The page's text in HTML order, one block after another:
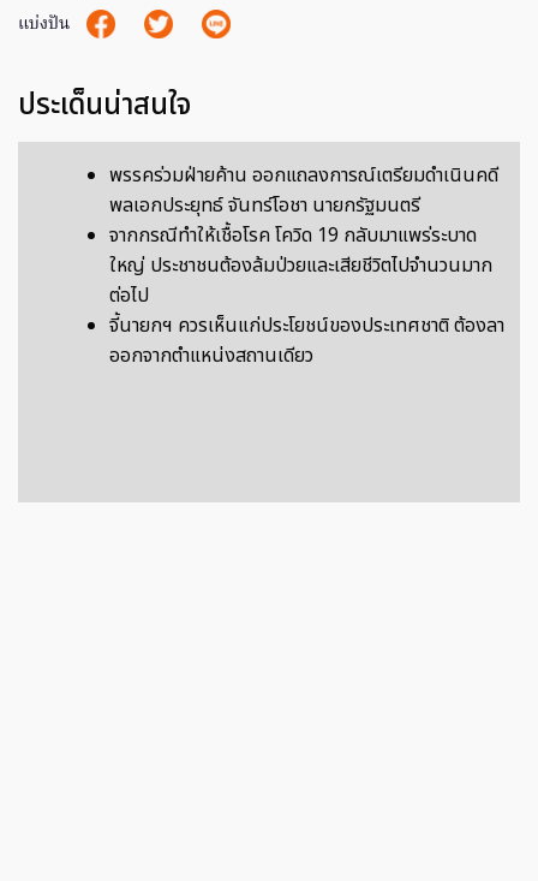
แบ่งปัน
ประเด็นน่าสนใจ
พรรคร่วมฝ่ายค้าน ออกแถลงการณ์เตรียมดำเนินคดี
พลเอกประยุทธ์ จันทร์โอชา นายกรัฐมนตรี
จากกรณีทำให้เชื้อโรค โควิด 19 กลับมาแพร่ระบาด
ใหญ่ ประชาชนต้องล้มป่วยและเสียชีวิตไปจำนวนมาก
ต่อไป
จี้นายกฯ ควรเห็นแก่ประโยชน์ของประเทศชาติ ต้องลา
ออกจากตำแหน่งสถานเดียว